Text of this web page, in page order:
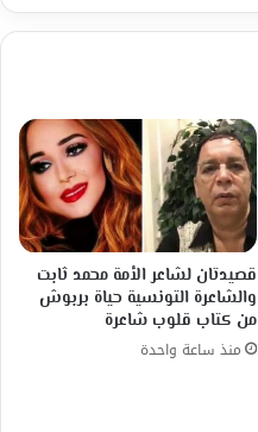
قصيدتان لشاعر الأمة محمد ثابت
والشاعرة التونسية حياة بربوش
من كتاب قلوب شاعرة
منذ ساعة واحدة